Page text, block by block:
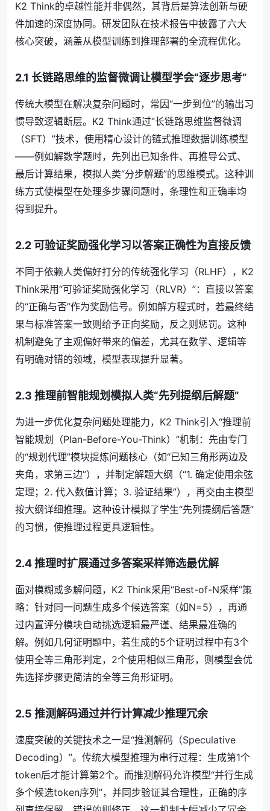
K2 Think的卓越性能并非偶然，其背后是算法创新与硬
件加速的深度协同。研发团队在技术报告中披露了六大
核心突破，涵盖从模型训练到推理部署的全流程优化。
2.1 长链路思维的监督微调让模型学会“逐步思考”
传统大模型在解决复杂问题时，常因“一步到位”的输出习
惯导致逻辑断层。K2 Think通过“长链路思维监督微调
（SFT）”技术，使用精心设计的链式推理数据训练模型
——例如解数学题时，先列出已知条件、再推导公式、
最后计算结果，模拟人类“分步解题”的思维模式。这种训
练方式使模型在处理多步骤问题时，条理性和正确率均
得到提升。
2.2 可验证奖励强化学习以答案正确性为直接反馈
不同于依赖人类偏好打分的传统强化学习（RLHF），K2
Think采用“可验证奖励强化学习（RLVR）”：直接以答案
的“正确与否”作为奖励信号。例如解方程式时，若最终结
果与标准答案一致则给予正向奖励，反之则惩罚。这种
机制避免了主观偏好带来的偏差，尤其在数学、逻辑等
有明确对错的领域，模型表现提升显著。
2.3 推理前智能规划模拟人类“先列提纲后解题”
为进一步优化复杂问题处理能力，K2 Think引入“推理前
智能规划（Plan-Before-You-Think）”机制：先由专门
的“规划代理”模块提炼问题核心（如“已知三角形两边及
夹角，求第三边”），并制定解题大纲（“1. 确定使用余弦
定理；2. 代入数值计算；3. 验证结果”），再交由主模型
按大纲详细推理。这种设计模拟了学生“先列提纲后答题”
的习惯，使推理过程更具逻辑性。
2.4 推理时扩展通过多答案采样筛选最优解
面对模糊或多解问题，K2 Think采用“Best-of-N采样”策
略：针对同一问题生成多个候选答案（如N=5），再通
过内置评分模块自动挑选逻辑最严谨、结果最准确的
解。例如几何证明题中，若生成的5个证明过程中有3个
使用全等三角形判定，2个使用相似三角形，则模型会优
先选择步骤更简洁的全等三角形证明。
2.5 推测解码通过并行计算减少推理冗余
速度突破的关键技术之一是“推测解码（Speculative
Decoding）”。传统大模型推理为串行过程：生成第1个
token后才能计算第2个。而推测解码允许模型“并行生成
多个候选token序列”，并同步验证其合理性，正确的序